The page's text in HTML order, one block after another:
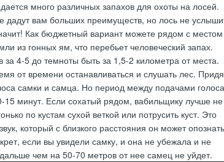
много различных запахов для охоты на лосей.
дадут вам больших преимуществ, но лось не
Как бюджетный вариант можете рядом с местом
из гонных ям, что перебьет человеческий запах.
4-5 до темноты быть за 1,5-2 километра от места.
от времени останавливаться и слушать лес. Придя
самки и самца. Но период между подачами голоса
минут. Если сохатый рядом, вабильщику лучше не
по кустам сухой веткой или потрусить куст. Это
который с близкого расстояния он может опознать
если вы увидели самку, и она не убежала и не
дальше чем на 50-70 метров от нее самец не уйдет.